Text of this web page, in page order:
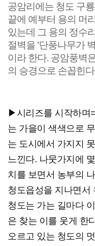
공암리에는 청도 구
끝에 예부터 용의 머
있는데 그 용의 정수
절벽을 '단풍나무가
이라 한다. 공암풍벽
의 승경으로 손꼽힌
▶시리즈를 시작하며
는 가을이 색색으로
는 도시에서 가지지
느낀다. 나뭇가지에
치를 보면서 농부의
청도읍성을 지나면서
청도는 가는 길마다
은 찾는 이를 웃게 한
오르고 있는 청도의